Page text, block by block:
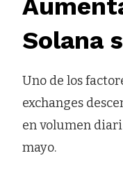
Solana
Uno de los
exchanges
en volumen
mayo.